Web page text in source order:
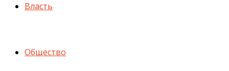
Власть
Общество